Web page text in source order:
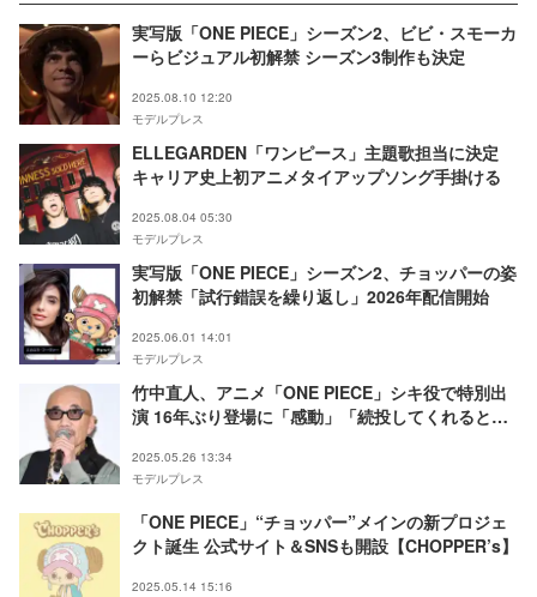
実写版「ONE PIECE」シーズン2、ビビ・スモーカ
ーらビジュアル初解禁 シーズン3制作も決定
2025.08.10 12:20
モデルプレス
ELLEGARDEN「ワンピース」主題歌担当に決定
キャリア史上初アニメタイアップソング手掛ける
2025.08.04 05:30
モデルプレス
実写版「ONE PIECE」シーズン2、チョッパーの姿
初解禁「試行錯誤を繰り返し」2026年配信開始
2025.06.01 14:01
モデルプレス
竹中直人、アニメ「ONE PIECE」シキ役で特別出
演 16年ぶり登場に「感動」「続投してくれると
2025.05.26 13:34
モデルプレス
「ONE PIECE」“チョッパー”メインの新プロジェ
クト誕生 公式サイト＆SNSも開設【CHOPPER’s】
2025.05.14 15:16